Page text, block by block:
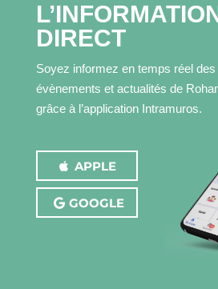
MES
LOISIRS
MES
DÉMARCHES
CONTACT
DIRECT
Soyez informez en temps réel des
évènements et actualités de
grâce à l’application Intramuros.
APPLE
GOOGLE